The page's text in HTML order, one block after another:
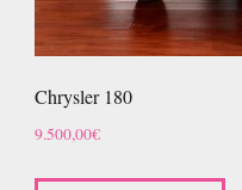
Chrysler 180
9.500,00€